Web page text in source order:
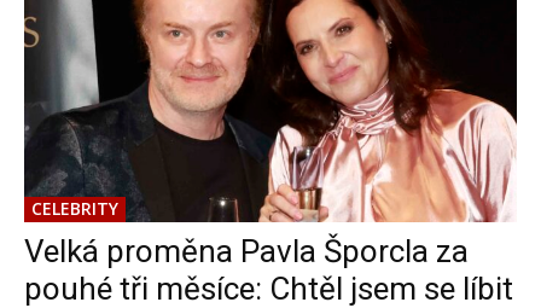
CELEBRITY
Velká proměna Pavla Šporcla za
pouhé tři měsíce: Chtěl jsem se líbit